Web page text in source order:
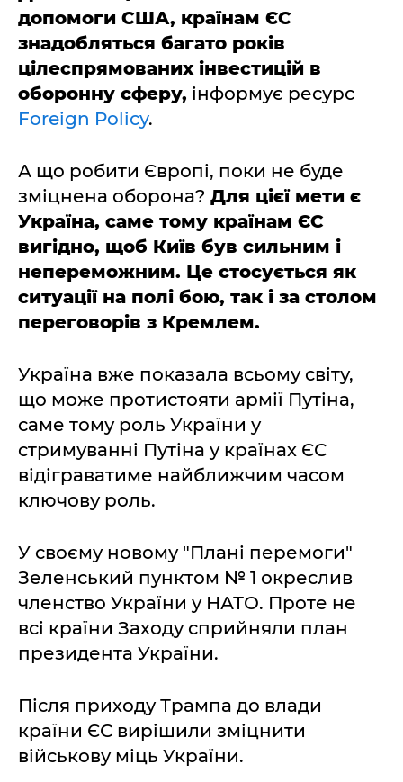
допомоги США, країнам ЄС
знадобляться багато років
цілеспрямованих інвестицій в
оборонну сферу, інформує ресурс
Foreign Policy.
А що робити Європі, поки не буде
зміцнена оборона? Для цієї мети є
Україна, саме тому країнам ЄС
вигідно, щоб Київ був сильним і
непереможним. Це стосується як
ситуації на полі бою, так і за столом
переговорів з Кремлем.
Україна вже показала всьому світу,
що може протистояти армії Путіна,
саме тому роль України у
стримуванні Путіна у країнах ЄС
відіграватиме найближчим часом
ключову роль.
У своєму новому "Плані перемоги"
Зеленський пунктом № 1 окреслив
членство України у НАТО. Проте не
всі країни Заходу сприйняли план
президента України.
Після приходу Трампа до влади
країни ЄС вирішили зміцнити
військову міць України.